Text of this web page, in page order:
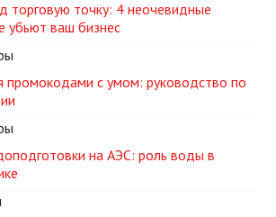
торговую точку: 4 неочевидные
убьют ваш бизнес
промокодами с умом: руководство по
на АЭС: роль воды в